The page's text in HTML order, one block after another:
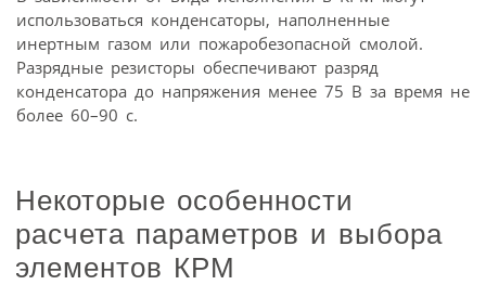
использоваться конденсаторы, наполненные
инертным газом или пожаробезопасной смолой.
Разрядные резисторы обеспечивают разряд
конденсатора до напряжения менее 75 В за время не
более 60–90 с.
Некоторые особенности
расчета параметров и выбора
элементов КРМ